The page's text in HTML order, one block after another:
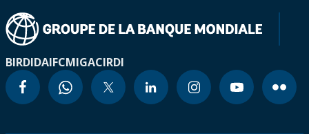
BIRDIDAIFCMIGACIRDI